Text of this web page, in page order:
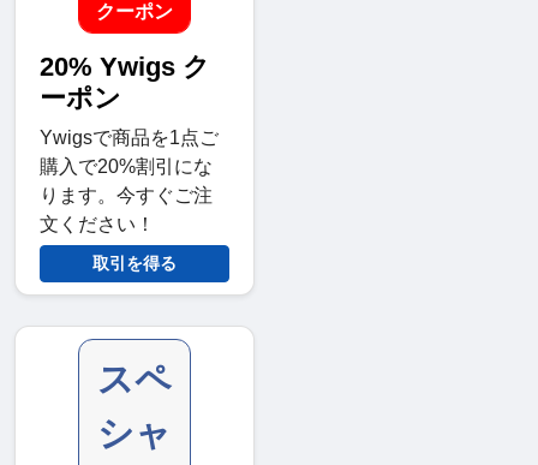
クーポン
20% Ywigs ク
ーポン
Ywigsで商品を1点ご
購入で20%割引にな
ります。今すぐご注
文ください！
取引を得る
スペ
シャ